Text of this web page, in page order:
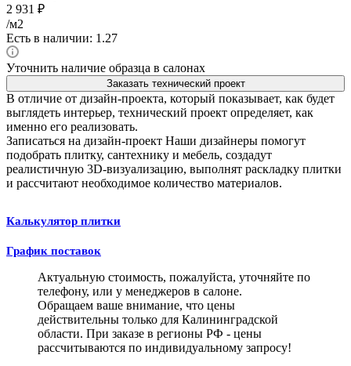
2 931 ₽
/м2
Есть в наличии: 1.27
Уточнить наличие образца в салонах
Заказать технический проект
В отличие от дизайн-проекта, который показывает, как будет
выглядеть интерьер, технический проект определяет, как
именно его реализовать.
Записаться на дизайн-проект Наши дизайнеры помогут
подобрать плитку, сантехнику и мебель, создадут
реалистичную 3D-визуализацию, выполнят раскладку плитки
и рассчитают необходимое количество материалов.
Калькулятор плитки
График поставок
Актуальную стоимость, пожалуйста, уточняйте по
телефону, или у менеджеров в салоне.
Обращаем ваше внимание, что цены
действительны только для Калининградской
области. При заказе в регионы РФ - цены
рассчитываются по индивидуальному запросу!